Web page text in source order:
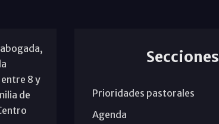
8 y
de
Secciones
Prioridades pastorales
Agenda